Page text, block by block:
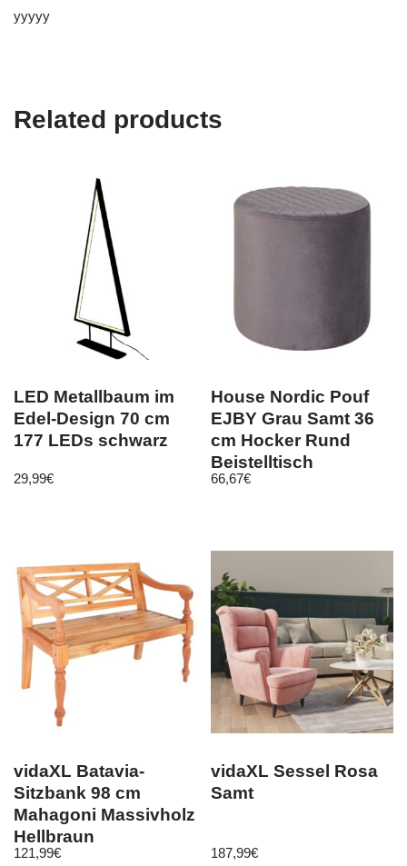
yyyyy
Related products
LED Metallbaum im
Edel-Design 70 cm
177 LEDs schwarz
29,99€
House Nordic Pouf
EJBY Grau Samt 36
cm Hocker Rund
Beistelltisch
Sitzhocker
66,67€
vidaXL Batavia-
Sitzbank 98 cm
Mahagoni Massivholz
Hellbraun
121,99€
vidaXL Sessel Rosa
Samt
187,99€